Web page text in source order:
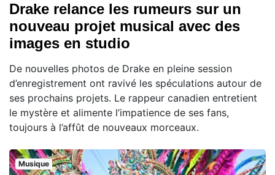
Drake relance les rumeurs sur un
nouveau projet musical avec des
images en studio
De nouvelles photos de Drake en pleine session
d’enregistrement ont ravivé les spéculations autour de
ses prochains projets. Le rappeur canadien entretient
le mystère et alimente l’impatience de ses fans,
toujours à l’affût de nouveaux morceaux.
Musique